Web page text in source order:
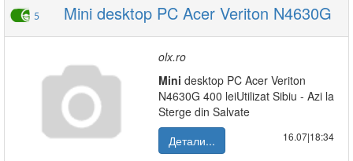
5 Mini desktop PC Acer Veriton N4630G
olx.ro
Mini desktop PC Acer Veriton
N4630G 400 leiUtilizat Sibiu - Azi la
Sterge din Salvate
Детали...
16.07|18:34